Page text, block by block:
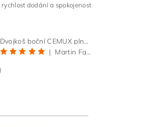
dodání a spokojenost
Dvojkoš boční CEMUX plné dno 3D, s tlumením antracit 200 mm
|
Martin Faltus